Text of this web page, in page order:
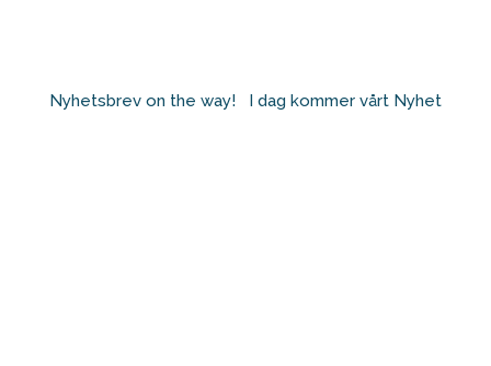
Nyhetsbrev on the way! ⁠ ⁠ I dag kommer vårt Nyhet